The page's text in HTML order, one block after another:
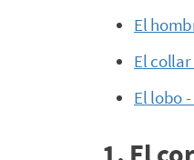
El
El collar
El lobo